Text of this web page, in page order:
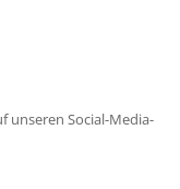
unseren Social-Media-